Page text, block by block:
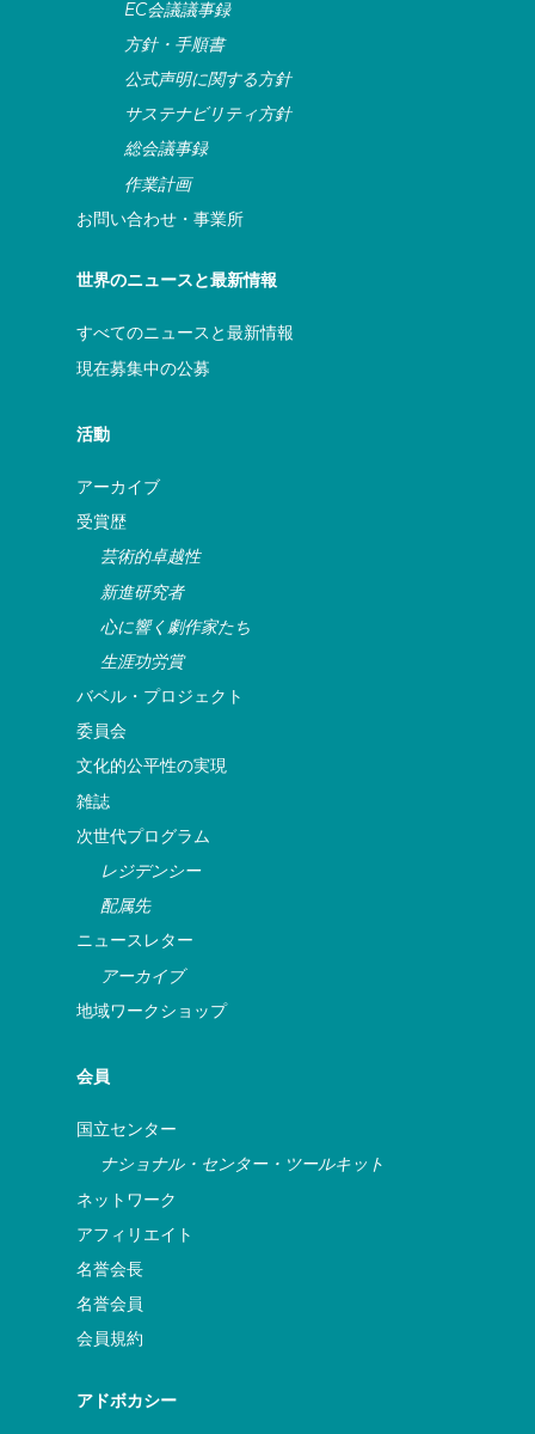
EC会議議事録
方針・手順書
公式声明に関する方針
サステナビリティ方針
総会議事録
作業計画
お問い合わせ・事業所
世界のニュースと最新情報
すべてのニュースと最新情報
現在募集中の公募
活動
アーカイブ
受賞歴
芸術的卓越性
新進研究者
心に響く劇作家たち
生涯功労賞
バベル・プロジェクト
委員会
文化的公平性の実現
雑誌
次世代プログラム
レジデンシー
配属先
ニュースレター
アーカイブ
地域ワークショップ
会員
国立センター
ナショナル・センター・ツールキット
ネットワーク
アフィリエイト
名誉会長
名誉会員
会員規約
アドボカシー